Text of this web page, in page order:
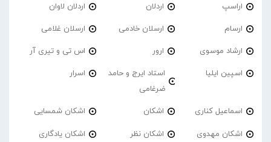
اراسپ اردلان اردلان لاوان
ارسام ارسلان خادمی ارسلان غلامی
ارشاد موسوی ارور اس تی و تیری آر
اسپین ایلیا
استاد ایرج و حامد
ضرغامی
اسرار
اسماعیل کناری اشکان اشکان شمسایی
اشکان مهدوی اشکان نظر اشکان یادگاری